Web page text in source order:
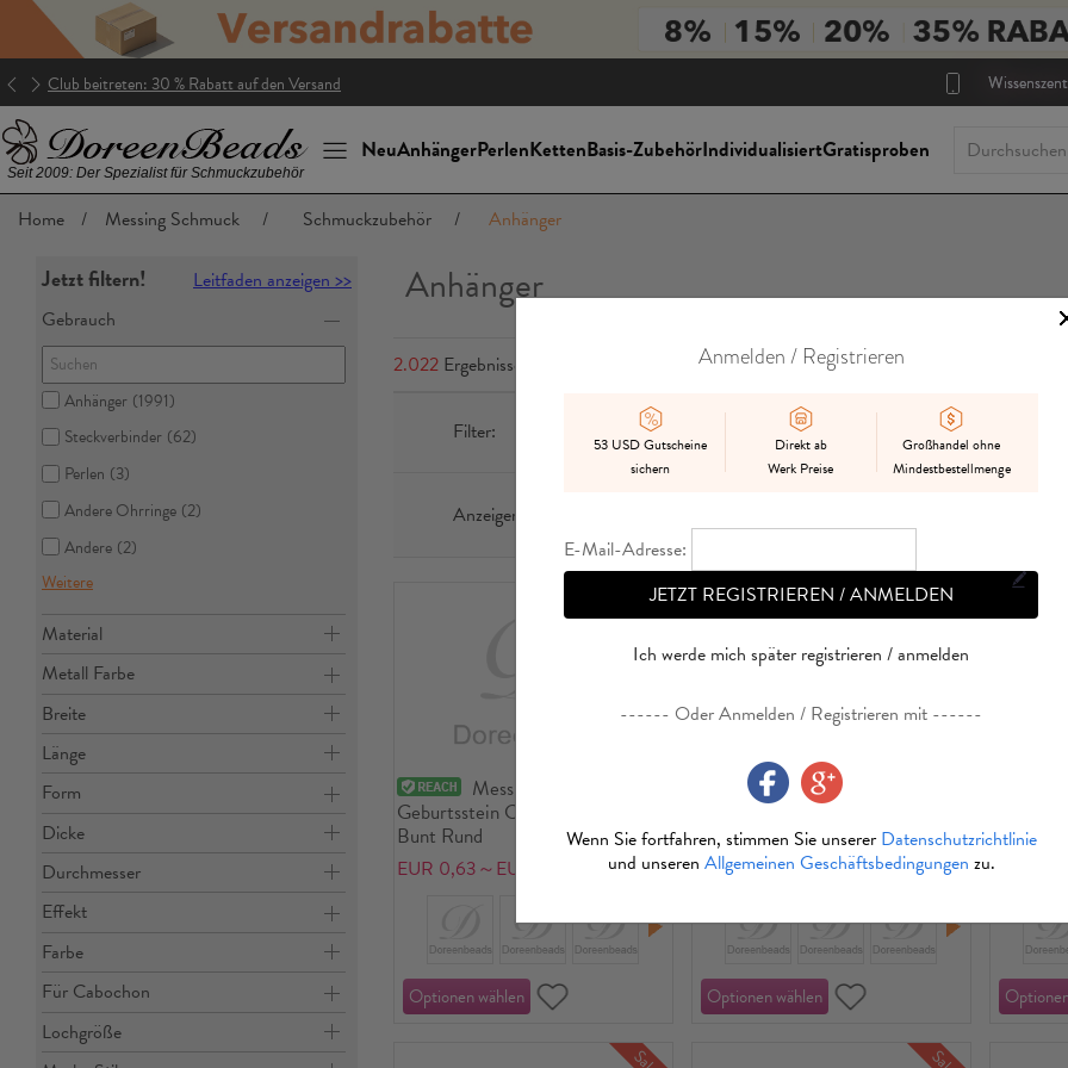
Club beitreten: 30 % Rabatt auf den Versand
Seit 2009: Der Spezialist für Schmuckzubehör
NeuAnhängerPerlenKettenBasis-ZubehörIndividualisiertGratisproben
Home / Messing Schmuck / Schmuckzubehör / Anhänger
Jetzt filtern!
Leitfaden anzeigen >>
Gebrauch
Anhänger (1991)
Steckverbinder (62)
Perlen (3)
Andere Ohrringe (2)
Andere (2)
Weitere
Material
Metall Farbe
Breite
Länge
Form
Dicke
Durchmesser
Effekt
Farbe
Für Cabochon
Lochgröße
Anhänger
2.022 Ergebnisse
Filter: Im Angebot auf Lager Gemischt Vorbestellen
Anzeigen nach:
Sale
Messing und Glas
Geburtsstein Charms Grosshandel
Bunt Rund
EUR 0,63～EUR 1,07
Messing Valentinstag
Charms Herz Vergoldet Bunt
Doppelseitige emaillierte
Pailletten 10mm x 10mm, 5
Stueck
EUR 0,90～EUR 1,03 EUR
Anmelden / Registrieren
53 USD Gutscheine
sichern
Direkt ab
Werk Preise
Großhandel ohne
Mindestbestellmenge
E-Mail-Adresse:
JETZT REGISTRIEREN / ANMELDEN
Ich werde mich später registrieren / anmelden
------ Oder Anmelden / Registrieren mit ------
Wenn Sie fortfahren, stimmen Sie unserer Datenschutzrichtlinie
und unseren Allgemeinen Geschäftsbedingungen zu.